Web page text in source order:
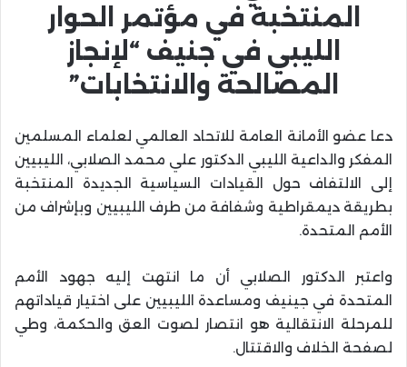
المنتخبة في مؤتمر الحوار
الليبي في جنيف “لإنجاز
المصالحة والانتخابات”
دعا عضو الأمانة العامة للاتحاد العالمي لعلماء المسلمين
المفكر والداعية الليبي الدكتور علي محمد الصلابي، الليبيين
إلى الالتفاف حول القيادات السياسية الجديدة المنتخبة
بطريقة ديمقراطية وشفافة من طرف الليبيين وبإشراف من
الأمم المتحدة.
واعتبر الدكتور الصلابي أن ما انتهت إليه جهود الأمم
المتحدة في جينيف ومساعدة الليبيين على اختيار قياداتهم
للمرحلة الانتقالية هو انتصار لصوت العق والحكمة، وطي
لصفحة الخلاف والاقتتال.